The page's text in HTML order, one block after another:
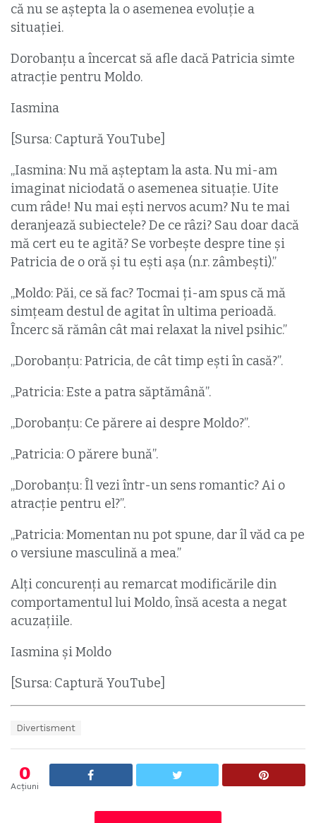
că nu se aștepta la o asemenea evoluție a
situației.
Dorobanțu a încercat să afle dacă Patricia simte
atracție pentru Moldo.
Iasmina
[Sursa: Captură YouTube]
„Iasmina: Nu mă așteptam la asta. Nu mi-am
imaginat niciodată o asemenea situație. Uite
cum râde! Nu mai ești nervos acum? Nu te mai
deranjează subiectele? De ce râzi? Sau doar dacă
mă cert eu te agită? Se vorbește despre tine și
Patricia de o oră și tu ești așa (n.r. zâmbești).”
„Moldo: Păi, ce să fac? Tocmai ți-am spus că mă
simțeam destul de agitat în ultima perioadă.
Încerc să rămân cât mai relaxat la nivel psihic.”
„Dorobanțu: Patricia, de cât timp ești în casă?”.
„Patricia: Este a patra săptămână”.
„Dorobanțu: Ce părere ai despre Moldo?”.
„Patricia: O părere bună”.
„Dorobanțu: Îl vezi într-un sens romantic? Ai o
atracție pentru el?”.
„Patricia: Momentan nu pot spune, dar îl văd ca pe
o versiune masculină a mea.”
Alți concurenți au remarcat modificările din
comportamentul lui Moldo, însă acesta a negat
acuzațiile.
Iasmina și Moldo
[Sursa: Captură YouTube]
Divertisment
0
Acțiuni